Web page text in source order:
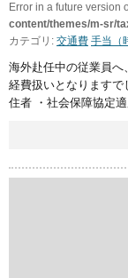
Error in a future version
content/themes/m-sr/
カテゴリ: 交通費 手当（
海外赴任中の従業員へ
経費扱いとなります
住者 ・社会保障協定